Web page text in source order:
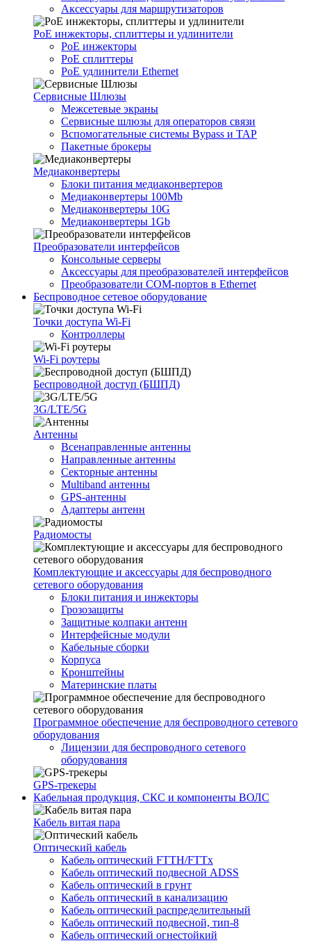
Аксессуары для маршрутизаторов
PoE инжекторы, сплиттеры и удлинители
PoE инжекторы
PoE сплиттеры
PoE удлинители Ethernet
Сервисные Шлюзы
Межсетевые экраны
Сервисные шлюзы для операторов связи
Вспомогательные системы Bypass и TAP
Пакетные брокеры
Медиаконвертеры
Блоки питания медиаконвертеров
Медиаконвертеры 100Mb
Медиаконвертеры 10G
Медиаконвертеры 1Gb
Преобразователи интерфейсов
Консольные серверы
Аксессуары для преобразователей интерфейсов
Преобразователи COM-портов в Ethernet
Беспроводное сетевое оборудование
Точки доступа Wi-Fi
Контроллеры
Wi-Fi роутеры
Беспроводной доступ (БШПД)
3G/LTE/5G
Антенны
Всенаправленные антенны
Направленные антенны
Секторные антенны
Multiband антенны
GPS-антенны
Адаптеры антенн
Радиомосты
Комплектующие и аксессуары для беспроводного
сетевого оборудования
Блоки питания и инжекторы
Грозозащиты
Защитные колпаки антенн
Интерфейсные модули
Кабельные сборки
Корпуса
Кронштейны
Материнские платы
Программное обеспечение для беспроводного сетевого
оборудования
Лицензии для беспроводного сетевого
оборудования
GPS-трекеры
Кабельная продукция, СКС и компоненты ВОЛС
Кабель витая пара
Оптический кабель
Кабель оптический FTTH/FTTx
Кабель оптический подвесной ADSS
Кабель оптический в грунт
Кабель оптический в канализацию
Кабель оптический распределительный
Кабель оптический подвесной, тип-8
Кабель оптический огнестойкий